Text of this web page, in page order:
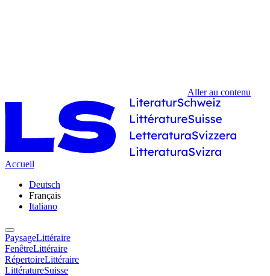
Aller au contenu
Accueil
Deutsch
Français
Italiano
PaysageLittéraire
FenêtreLittéraire
RépertoireLittéraire
LittératureSuisse